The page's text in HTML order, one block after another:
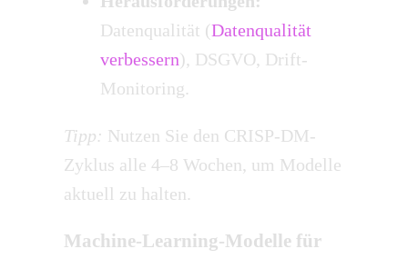
Datenqualität (Datenqualität
verbessern), DSGVO, Drift-
Monitoring.
Tipp: Nutzen Sie den CRISP-DM-
Zyklus alle 4–8 Wochen, um Modelle
aktuell zu halten.
Machine-Learning-Modelle für